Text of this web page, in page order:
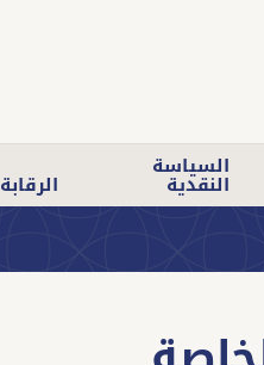
السياسة
النقدية الرقابة